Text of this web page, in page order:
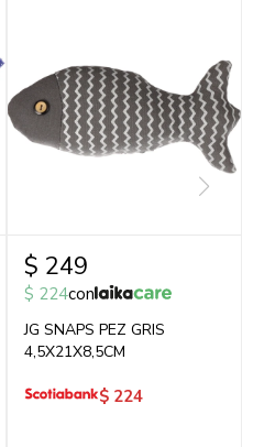
$ 249
$ 224con
JG SNAPS PEZ GRIS
4,5X21X8,5CM
$ 224